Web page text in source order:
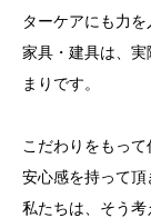
ターケアにも力を
家具・建具は、
まりです。
こだわりをもっ
安心感を持って頂
私たちは、そう考